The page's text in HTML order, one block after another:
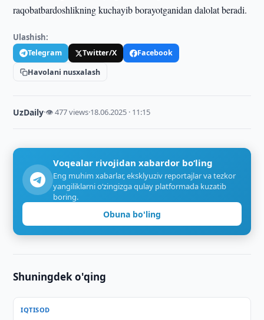
raqobatbardoshlikning kuchayib borayotganidan dalolat beradi.
Ulashish:
Telegram Twitter/X
Facebook
Havolani nusxalash
UzDaily·👁 477 views·18.06.2025 · 11:15
Voqealar rivojidan xabardor bo‘ling
Eng muhim xabarlar, eksklyuziv reportajlar va tezkor
yangiliklarni o‘zingizga qulay platformada kuzatib
boring.
Obuna bo'ling
Shuningdek o'qing
IQTISOD